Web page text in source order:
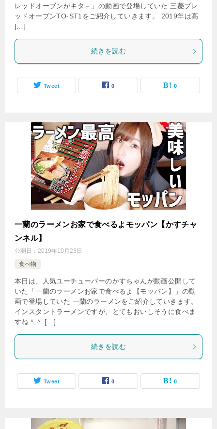
レッドオーブンがキタ－」の動画で登場していた 三菱ブレ
ッドオーブンTO-ST1をご紹介していきます。 2019年は高
[…]
続きを読む
Tweet 0 0
一蘭のラーメンお家で食べるよモッパン【かすチャ
ンネル】
公開日： 2019年10月23日
食べ物
本日は、人気ユーチューバーのかすちゃんが動画公開して
いた「一蘭のラーメンお家で食べるよ【モッパン】」の動
画で登場していた 一蘭のラーメンをご紹介していきます。
インスタントラーメンですが、とてもおいしそうに食べま
すね＾＾ […]
続きを読む
Tweet 0 0